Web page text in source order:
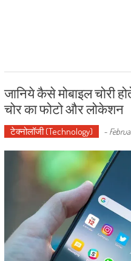
जानिये कैसे मोबाइल चोरी
चोर का फोटो और लोकेशन
टेक्नोलॉजी (Technology) -